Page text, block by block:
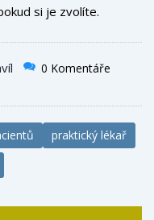
si je zvolíte.
0 Komentáře
praktický lékař